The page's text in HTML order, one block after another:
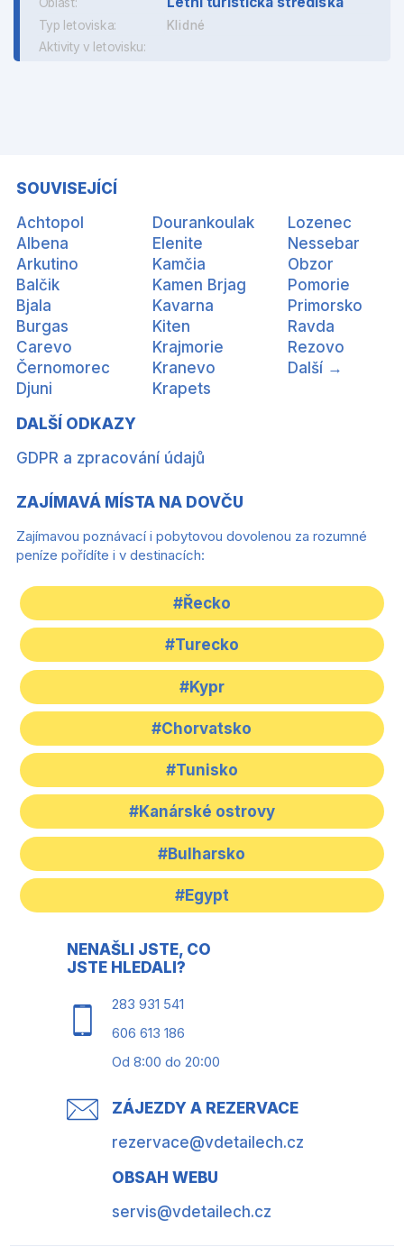
Typ letoviska:
Klidné
Aktivity v letovisku:
SOUVISEJÍCÍ
Achtopol
Albena
Arkutino
Balčik
Bjala
Burgas
Carevo
Černomorec
Djuni
Dourankoulak
Elenite
Kamčia
Kamen Brjag
Kavarna
Kiten
Krajmorie
Kranevo
Krapets
Lozenec
Nessebar
Obzor
Pomorie
Primorsko
Ravda
Rezovo
Další →
DALŠÍ ODKAZY
GDPR a zpracování údajů
ZAJÍMAVÁ MÍSTA NA DOVČU
Zajímavou poznávací i pobytovou dovolenou za rozumné
peníze pořídíte i v destinacích:
#Řecko
#Turecko
#Kypr
#Chorvatsko
#Tunisko
#Kanárské ostrovy
#Bulharsko
#Egypt
NENAŠLI JSTE, CO
JSTE HLEDALI?
283 931 541
606 613 186
Od 8:00 do 20:00
ZÁJEZDY A REZERVACE
rezervace@vdetailech.cz
OBSAH WEBU
servis@vdetailech.cz